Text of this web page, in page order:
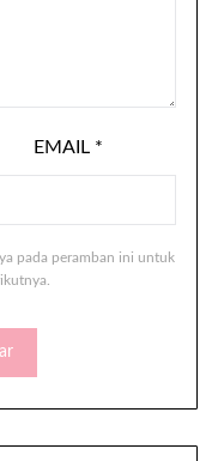
EMAIL *
pada peramban ini untuk